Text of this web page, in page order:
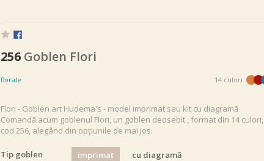
256 Goblen Flori
florale 14 culori
Flori - Goblen art Hudema's - model imprimat sau kit cu diagramă
Comandă acum goblenul Flori, un goblen deosebit , format din 14 culori,
cod 256, alegând din opțiunile de mai jos:
Tip goblen imprimat cu diagramă